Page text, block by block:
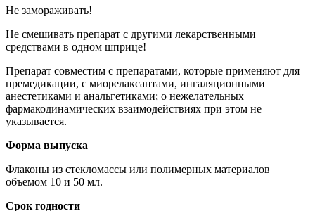
Не замораживать!
Не смешивать препарат с другими лекарственными
средствами в одном шприце!
Препарат совместим с препаратами, которые применяют для
премедикации, с миорелаксантами, ингаляционными
анестетиками и анальгетиками; о нежелательных
фармакодинамических взаимодействиях при этом не
указывается.
Форма выпуска
Флаконы из стекломассы или полимерных материалов
объемом 10 и 50 мл.
Срок годности